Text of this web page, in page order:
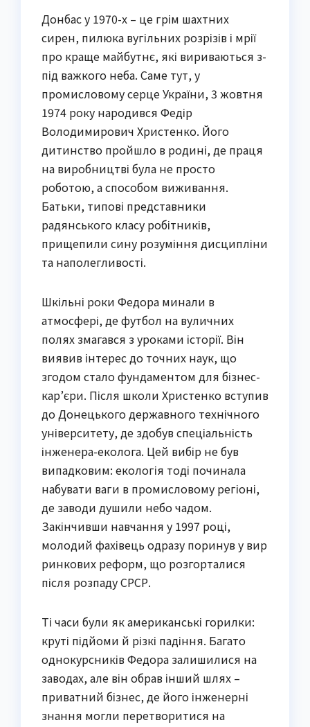
Донбас у 1970-х – це грім шахтних
сирен, пилюка вугільних розрізів і мрії
про краще майбутнє, які вириваються з-
під важкого неба. Саме тут, у
промисловому серце України, 3 жовтня
1974 року народився Федір
Володимирович Христенко. Його
дитинство пройшло в родині, де праця
на виробництві була не просто
роботою, а способом виживання.
Батьки, типові представники
радянського класу робітників,
прищепили сину розуміння дисципліни
та наполегливості.
Шкільні роки Федора минали в
атмосфері, де футбол на вуличних
полях змагався з уроками історії. Він
виявив інтерес до точних наук, що
згодом стало фундаментом для бізнес-
кар’єри. Після школи Христенко вступив
до Донецького державного технічного
університету, де здобув спеціальність
інженера-еколога. Цей вибір не був
випадковим: екологія тоді починала
набувати ваги в промисловому регіоні,
де заводи душили небо чадом.
Закінчивши навчання у 1997 році,
молодий фахівець одразу поринув у вир
ринкових реформ, що розгорталися
після розпаду СРСР.
Ті часи були як американські горилки:
круті підйоми й різкі падіння. Багато
однокурсників Федора залишилися на
заводах, але він обрав інший шлях –
приватний бізнес, де його інженерні
знання могли перетворитися на